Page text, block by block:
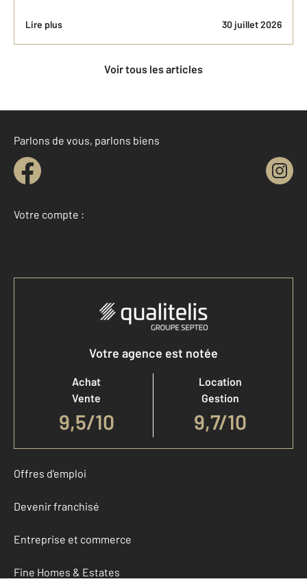
Lire plus 30 juillet 2026
Voir tous les articles
Parlons de vous, parlons biens
Votre compte :
Accéder à mon compte
Votre agence est notée
Achat
Vente
9,5/10
Location
Gestion
9,7/10
Offres d'emploi
Devenir franchisé
Entreprise et commerce
Fine Homes & Estates